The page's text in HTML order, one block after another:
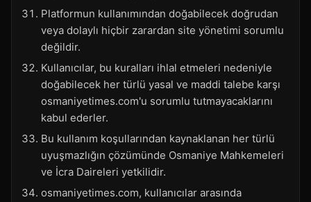
Platformun kullanımından doğabilecek doğrudan
veya dolaylı hiçbir zarardan site yönetimi sorumlu
değildir.
Kullanıcılar, bu kuralları ihlal etmeleri nedeniyle
doğabilecek her türlü yasal ve maddi talebe karşı
osmaniyetimes.com'u sorumlu tutmayacaklarını
kabul ederler.
Bu kullanım koşullarından kaynaklanan her türlü
uyuşmazlığın çözümünde Osmaniye Mahkemeleri
ve İcra Daireleri yetkilidir.
osmaniyetimes.com, kullanıcılar arasında